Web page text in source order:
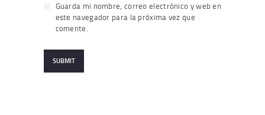
Guarda mi nombre, correo electrónico y web en
este navegador para la próxima vez que
comente.